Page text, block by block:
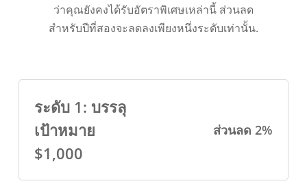
ว่าคุณยังคงได้รับอัตราพิเศษเหล่านี้ ส่วนลด
สำหรับปีที่สองจะลดลงเพียงหนึ่งระดับเท่านั้น.
ระดับ 1: บรรลุ
เป้าหมาย
$1,000
ส่วนลด 2%